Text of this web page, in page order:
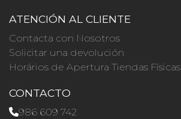
ATENCIÓN AL CLIENTE
Contacta con Nosotros
Solicitar una devolución
Horários de Apertura Tiendas Físicas
CONTACTO
986 609 742